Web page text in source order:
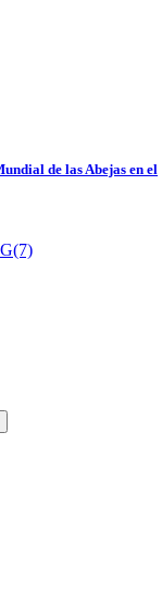
de las Abejas en el